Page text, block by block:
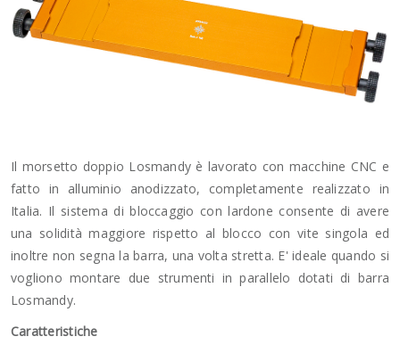
Il morsetto doppio Losmandy è lavorato con macchine CNC e
fatto in alluminio anodizzato, completamente realizzato in
Italia. Il sistema di bloccaggio con lardone consente di avere
una solidità maggiore rispetto al blocco con vite singola ed
inoltre non segna la barra, una volta stretta. E' ideale quando si
vogliono montare due strumenti in parallelo dotati di barra
Losmandy.
Caratteristiche